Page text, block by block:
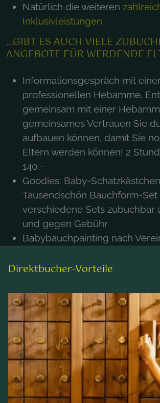
Natürlich die weiteren
Inklusivleistungen
...GIBT ES AUCH VIELE
ANGEBOTE FÜR WERDENDE
Informationsgespräch mit
professionellen Hebamme.
gemeinsam mit einer
gemeinsames Vertrauen Sie
aufbauen können, damit Sie
Eltern werden können! 2
140,-
Goodies: Baby-
Tausendschön Bauchform-Set
verschiedene Sets zubuchbar
und gegen Gebühr
Babybauchpainting nach
Babybauch Fotoshooting
& Außen)
Dauer Fotoshooting ca. 2-
oder auch länger
keine Beschränkung
Anzahl der Fotos
Alle Fotos bearbeitet in
Onlinegalerie mit
10-15 Bilder gedruckt im
Direktbucher-Vorteile